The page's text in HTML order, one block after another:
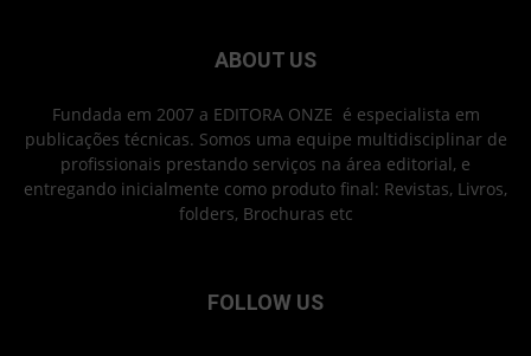
ABOUT US
Fundada em 2007 a EDITORA ONZE é especialista em
publicações técnicas. Somos uma equipe multidisciplinar de
profissionais prestando serviços na área editorial, e
entregando inicialmente como produto final: Revistas, Livros,
folders, Brochuras etc
FOLLOW US